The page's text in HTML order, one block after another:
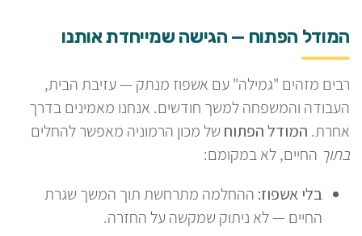
המודל הפתוח — הגישה שמייחדת אותנו
רבים מזהים "גמילה" עם אשפוז מנתק — עזיבת הבית,
העבודה והמשפחה למשך חודשים. אנחנו מאמינים בדרך
אחרת. המודל הפתוח של מכון הרמוניה מאפשר להחלים
בתוך החיים, לא במקומם:
בלי אשפוז: ההחלמה מתרחשת תוך המשך שגרת
החיים — לא ניתוק שמקשה על החזרה.